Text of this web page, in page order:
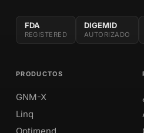
FDA
REGISTERED
DIGEMID
AUTORIZADO
PRODUCTOS
GNM-X
Linq